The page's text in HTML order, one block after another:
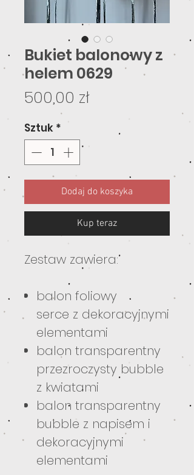
Bukiet balonowy z
helem 0629
500,00 złCena
Sztuk *
Dodaj do koszyka
Kup teraz
Zestaw zawiera:
balon foliowy
serce z dekoracyjnymi
elementami
balon transparentny
przezroczysty bubble
z kwiatami
balon transparentny
bubble z napisem i
dekoracyjnymi
elementami